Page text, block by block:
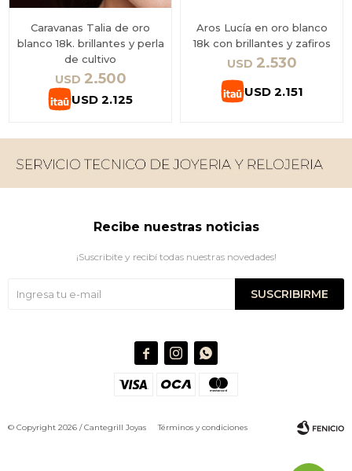
Caravanas Talia de oro
blanco 18k. brillantes y perla
de cultivo
USD 2.500
USD 2.125
Aros Lucía en oro blanco
18k con brillantes y zafiros
USD 2.530
USD 2.151
Recibe nuestras noticias
¡Suscribite y recibí todas nuestras novedades!
SUSCRIBIRME
  
© Copyright 2026 / Cantegrill JoyasTérminos y condiciones